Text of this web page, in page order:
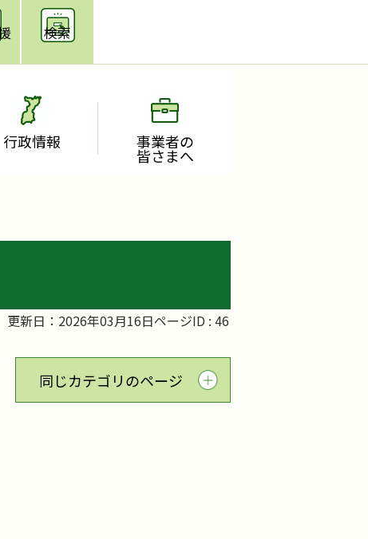
検索
行政情報 事業者の
皆さまへ
更新日：2026年03月16日ページID : 46
同じカテゴリのページ